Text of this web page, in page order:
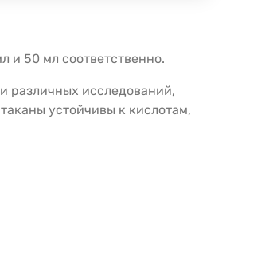
и 50 мл соответственно.
различных исследований,
устойчивы к кислотам,